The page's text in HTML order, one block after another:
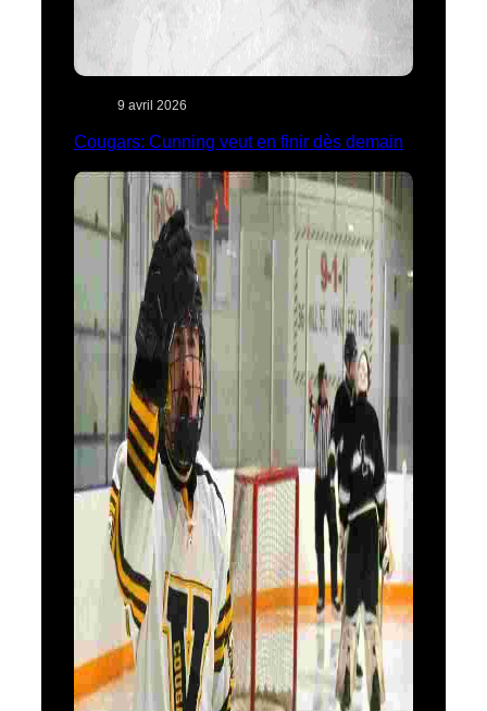
9 avril 2026
Cougars: Cunning veut en finir dès demain